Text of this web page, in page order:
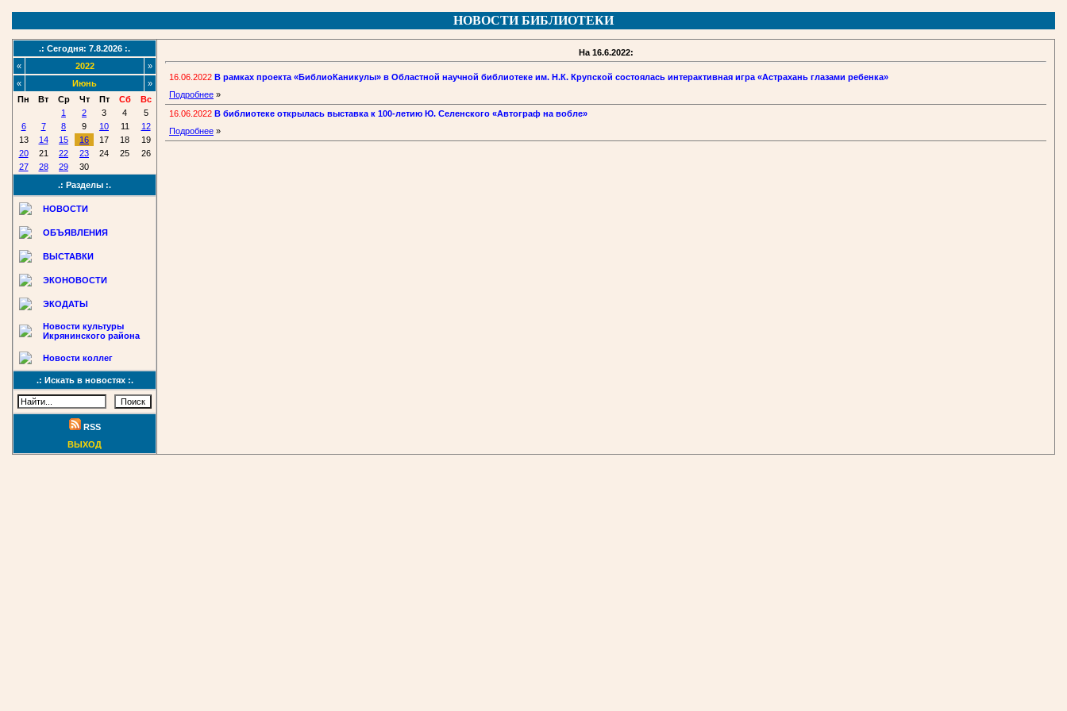
НОВОСТИ БИБЛИОТЕКИ
.: Сегодня: 7.8.2026 :.
«
2022
»
«
Июнь
»
Пн
Вт Ср Чт Пт Сб
Вс
1
2 3 4
5
6
7 8 9 10 11
12
13
14 15 16 17 18
19
20
21 22 23 24 25
26
27
28 29
30
.: Разделы :.
НОВОСТИ
ОБЪЯВЛЕНИЯ
ВЫСТАВКИ
ЭКОНОВОСТИ
ЭКОДАТЫ
Новости культуры
Икрянинского района
Новости коллег
.: Искать в новостях :.
RSS
ВЫХОД
На 16.6.2022:
16.06.2022 В рамках проекта «БиблиоКаникулы» в Областной научной библиотеке им. Н.К. Крупской состоялась интерактивная игра «Астрахань глазами ребенка»
Подробнее »
16.06.2022 В библиотеке открылась выставка к 100-летию Ю. Селенского «Автограф на вобле»
Подробнее »